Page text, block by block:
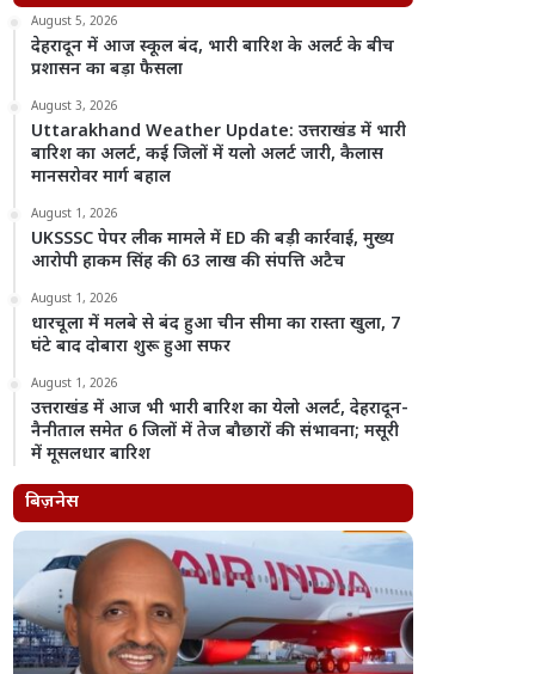
August 5, 2026
देहरादून में आज स्कूल बंद, भारी बारिश के अलर्ट के बीच
प्रशासन का बड़ा फैसला
August 3, 2026
Uttarakhand Weather Update: उत्तराखंड में भारी
बारिश का अलर्ट, कई जिलों में यलो अलर्ट जारी, कैलास
मानसरोवर मार्ग बहाल
August 1, 2026
UKSSSC पेपर लीक मामले में ED की बड़ी कार्रवाई, मुख्य
आरोपी हाकम सिंह की 63 लाख की संपत्ति अटैच
August 1, 2026
धारचूला में मलबे से बंद हुआ चीन सीमा का रास्ता खुला, 7
घंटे बाद दोबारा शुरू हुआ सफर
August 1, 2026
उत्तराखंड में आज भी भारी बारिश का येलो अलर्ट, देहरादून-
नैनीताल समेत 6 जिलों में तेज बौछारों की संभावना; मसूरी
में मूसलधार बारिश
बिज़नेस